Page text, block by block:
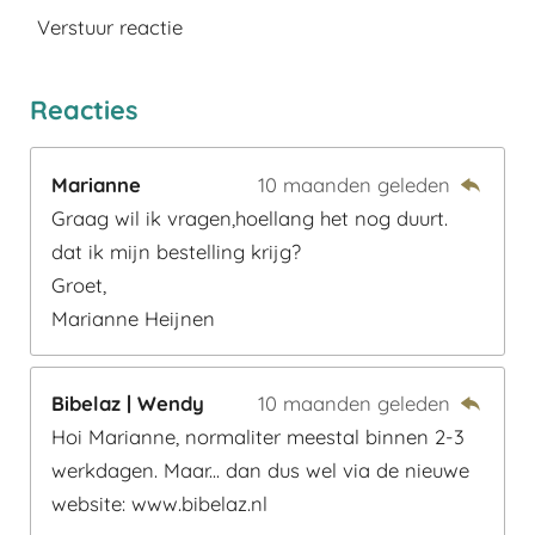
Verstuur reactie
Reacties
Marianne
10 maanden geleden
Graag wil ik vragen,hoellang het nog duurt.
dat ik mijn bestelling krijg?
Groet,
Marianne Heijnen
Bibelaz | Wendy
10 maanden geleden
Hoi Marianne, normaliter meestal binnen 2-3
werkdagen. Maar... dan dus wel via de nieuwe
website: www.bibelaz.nl